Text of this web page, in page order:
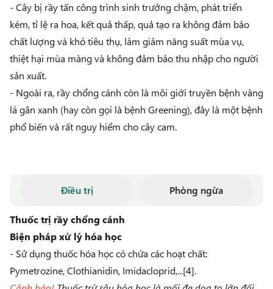
- Cây bị rầy tấn công trình sinh trưởng chậm, phát triển
kém, tỉ lệ ra hoa, kết quả thấp, quả tạo ra không đảm bảo
chất lượng và khó tiêu thụ, làm giảm năng suất mùa vụ,
thiệt hại mùa màng và không đảm bảo thu nhập cho người
sản xuất.
- Ngoài ra, rầy chổng cánh còn là môi giới truyền bệnh vàng
lá gân xanh (hay còn gọi là bệnh Greening), đây là một bệnh
phổ biến và rất nguy hiểm cho cây cam.
Điều trị Phòng ngừa
Thuốc trị rầy chổng cánh
Biện pháp xử lý hóa học
- Sử dụng thuốc hóa học có chứa các hoạt chất:
Pymetrozine, Clothianidin, Imidacloprid,...[4].